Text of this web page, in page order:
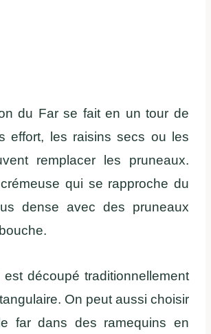
du Far se fait en un tour de
effort, les raisins secs ou les
remplacer les pruneaux.
qui se rapproche du
dense avec des pruneaux
est découpé traditionnellement
On peut aussi choisir
far dans des ramequins en